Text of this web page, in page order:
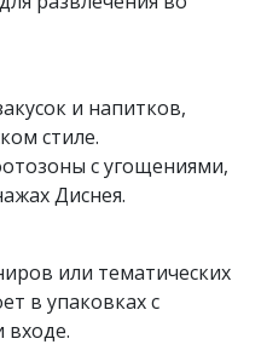
и напитков,
стиле.
с угощениями,
Диснея.
или тематических
в упаковках с
входе.